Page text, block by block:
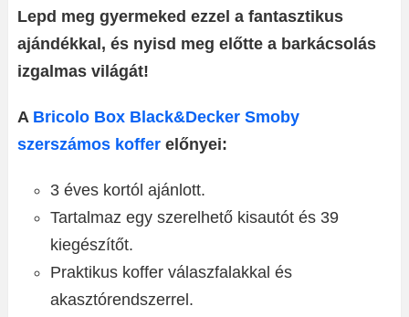
Lepd meg gyermeked ezzel a fantasztikus
ajándékkal, és nyisd meg előtte a barkácsolás
izgalmas világát!
A Bricolo Box Black&Decker Smoby
szerszámos koffer előnyei:
3 éves kortól ajánlott.
Tartalmaz egy szerelhető kisautót és 39
kiegészítőt.
Praktikus koffer válaszfalakkal és
akasztórendszerrel.